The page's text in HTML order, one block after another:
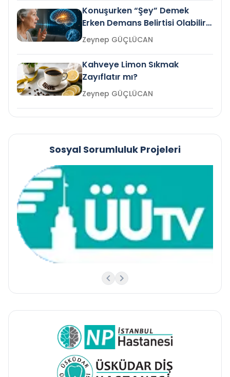
Konuşurken “Şey” Demek
Erken Demans Belirtisi Olabilir
mi?
Zeynep GÜÇLÜCAN
Kahveye Limon Sıkmak
Zayıflatır mı?
Zeynep GÜÇLÜCAN
Sosyal Sorumluluk Projeleri